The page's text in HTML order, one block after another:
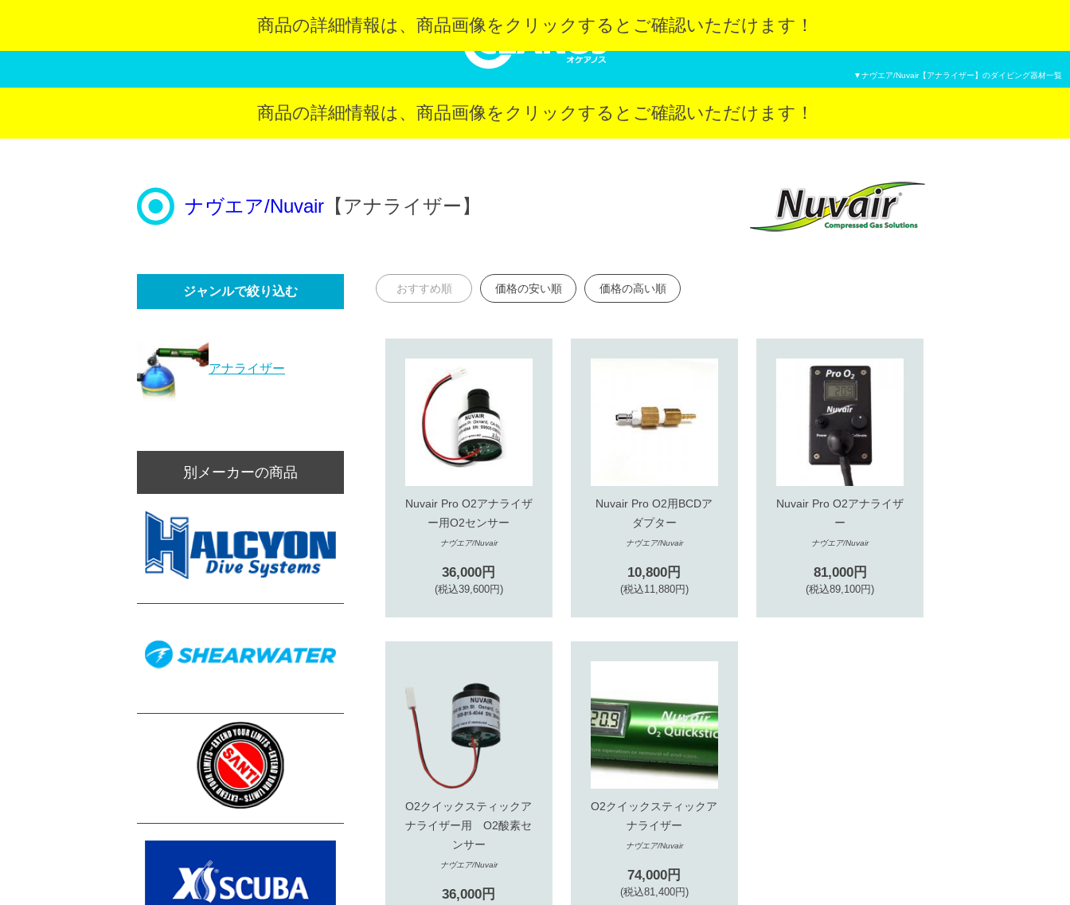
▼ナヴエア/Nuvair【アナライザー】のダイビング器材一覧
商品の詳細情報は、 商品画像をクリック するとご確認いただけます！
商品の詳細情報は、 商品画像をクリック するとご確認いただけます！
ナヴエア/Nuvair 【アナライザー】
ジャンルで絞り込む
アナライザー
別メーカーの商品
おすすめ順 価格の安い順 価格の高い順
Nuvair Pro O2アナライザ
ー用O2センサー
ナヴエア/Nuvair
36,000円
(税込39,600円)
Nuvair Pro O2用BCDア
ダプター
ナヴエア/Nuvair
10,800円
(税込11,880円)
Nuvair Pro O2アナライザ
ー
ナヴエア/Nuvair
81,000円
(税込89,100円)
O2クイックスティックア
ナライザー用 O2酸素セ
ンサー
ナヴエア/Nuvair
36,000円
O2クイックスティックア
ナライザー
ナヴエア/Nuvair
74,000円
(税込81,400円)